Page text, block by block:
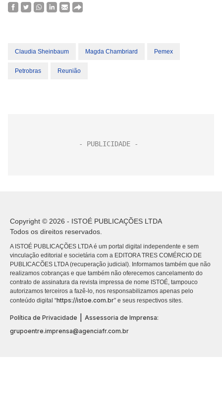
Claudia Sheinbaum Magda Chambriard Pemex
Petrobras Reunião
Copyright © 2026 - ISTOÉ PUBLICAÇÕES LTDA
Todos os direitos reservados.
A ISTOÉ PUBLICAÇÕES LTDA é um portal digital independente e sem
vinculação editorial e societária com a EDITORA TRES COMÉRCIO DE
PUBLICACÕES LTDA (recuperação judicial). Informamos também que não
realizamos cobranças e que também não oferecemos cancelamento do
contrato de assinatura da revista impressa de nome ISTOÉ, tampouco
autorizamos terceiros a fazê-lo, nos responsabilizamos apenas pelo
conteúdo digital “https://istoe.com.br” e seus respectivos sites.
Política de Privacidade
Assessoria de Imprensa:
grupoentre.imprensa@agenciafr.com.br